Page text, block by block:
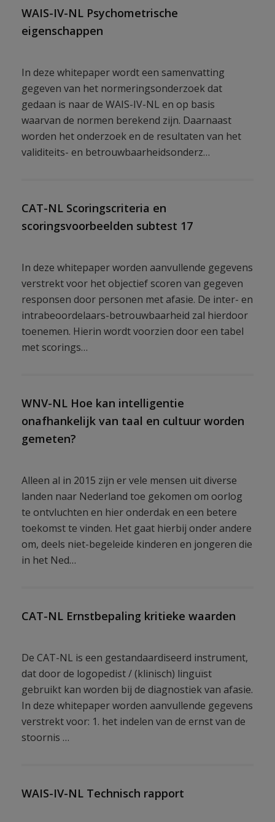
WAIS-IV-NL Psychometrische
eigenschappen
In deze whitepaper wordt een samenvatting
gegeven van het normeringsonderzoek dat
gedaan is naar de WAIS-IV-NL en op basis
waarvan de normen berekend zijn. Daarnaast
worden het onderzoek en de resultaten van het
validiteits- en betrouwbaarheidsonderz…
CAT-NL Scoringscriteria en
scoringsvoorbeelden subtest 17
In deze whitepaper worden aanvullende gegevens
verstrekt voor het objectief scoren van gegeven
responsen door personen met afasie. De inter- en
intrabeoordelaars-betrouwbaarheid zal hierdoor
toenemen. Hierin wordt voorzien door een tabel
met scorings…
WNV-NL Hoe kan intelligentie
onafhankelijk van taal en cultuur worden
gemeten?
Alleen al in 2015 zijn er vele mensen uit diverse
landen naar Nederland toe gekomen om oorlog
te ontvluchten en hier onderdak en een betere
toekomst te vinden. Het gaat hierbij onder andere
om, deels niet-begeleide kinderen en jongeren die
in het Ned…
CAT-NL Ernstbepaling kritieke waarden
De CAT-NL is een gestandaardiseerd instrument,
dat door de logopedist / (klinisch) linguïst
gebruikt kan worden bij de diagnostiek van afasie.
In deze whitepaper worden aanvullende gegevens
verstrekt voor: 1. het indelen van de ernst van de
stoornis …
WAIS-IV-NL Technisch rapport